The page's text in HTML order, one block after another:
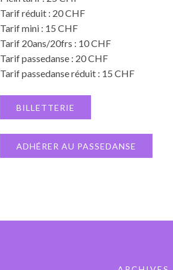
Tarif réduit : 20 CHF
Tarif mini : 15 CHF
Tarif 20ans/20frs : 10 CHF
Tarif passedanse : 20 CHF
Tarif passedanse réduit : 15 CHF
BILLETTERIE
ADHÉRER AU PASSEDANSE